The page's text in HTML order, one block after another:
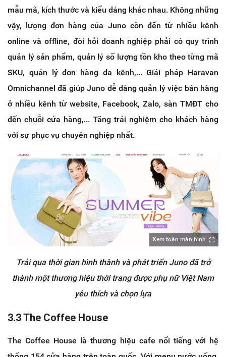
mẫu mã, kích thước và kiểu dáng khác nhau. Không những
vậy, lượng đơn hàng của Juno còn đến từ nhiều kênh
online và offline, đòi hỏi doanh nghiệp phải có quy trình
quản lý sản phẩm, quản lý số lượng tồn kho theo từng mã
SKU, quản lý đơn hàng đa kênh,... Giải pháp Haravan
Omnichannel đã giúp Juno dễ dàng quản lý việc bán hàng
ở nhiều kênh từ website, Facebook, Zalo, sàn TMĐT cho
đến chuỗi cửa hàng,... Tăng trải nghiệm cho khách hàng
với sự phục vụ chuyên nghiệp nhất.
Xem toàn màn hình
Trải qua thời gian hình thành và phát triển Juno đã trở
thành một thương hiệu thời trang được phụ nữ Việt Nam
yêu thích và chọn lựa
3.3 The Coffee House
The Coffee House là thương hiệu cafe nổi tiếng với hệ